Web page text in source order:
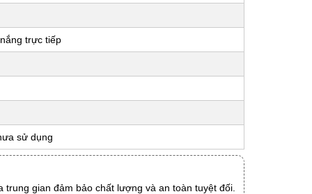
trực tiếp
sử dụng
trung gian đảm bảo chất lượng và an toàn tuyệt đối.